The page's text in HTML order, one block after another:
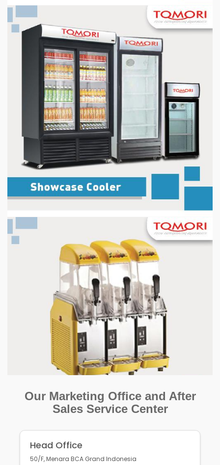
Our Marketing Office and After
Sales Service Center
Head Office
50/F, Menara BCA Grand Indonesia